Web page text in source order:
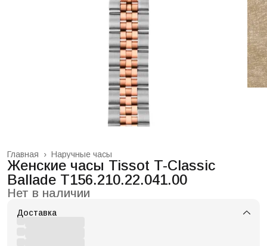
Наручные часы
Главная ›
Женские часы Tissot T-Classic
Ballade T156.210.22.041.00
Нет в наличии
Доставка